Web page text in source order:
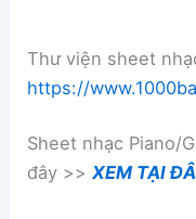
Thư viện sheet
https://
Sheet nhạc Piano/
đây >>XEM TẠI